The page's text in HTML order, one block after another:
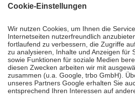
Grundsätzlich leisten Mitglieder
höchstens zehn Euro.
Es sind jedoch nie
Kosten der Leistung zu entrichten.
Diese Regeln gelten grundsätzlich auch
Bei Heilmitteln und häuslicher
Zuzahlung zehn Prozent der Kosten sowie
Verordnung.
Um das Engagement der Versicherten für
stärken und die besondere Stellung der